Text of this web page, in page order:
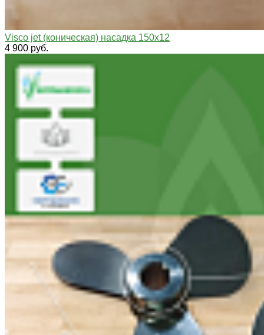
Visco jet (коническая) насадка 150х12
4 900 руб.